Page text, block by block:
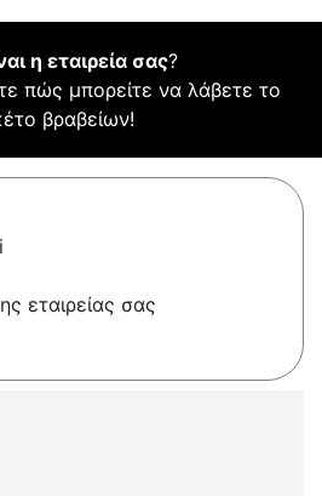
η εταιρεία σας?
πώς μπορείτε να λάβετε το
βραβείων!
εταιρείας σας